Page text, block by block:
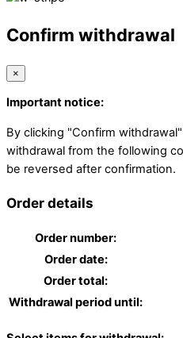
Confirm withdrawal
×
Important notice:
By clicking "Confirm
withdrawal from the following
be reversed after confirmation.
Order details
Order number:
Order date:
Order total:
Withdrawal period until: